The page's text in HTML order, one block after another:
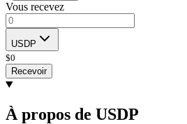
Vous recevez
USDP
$0
Recevoir
À propos de USDP